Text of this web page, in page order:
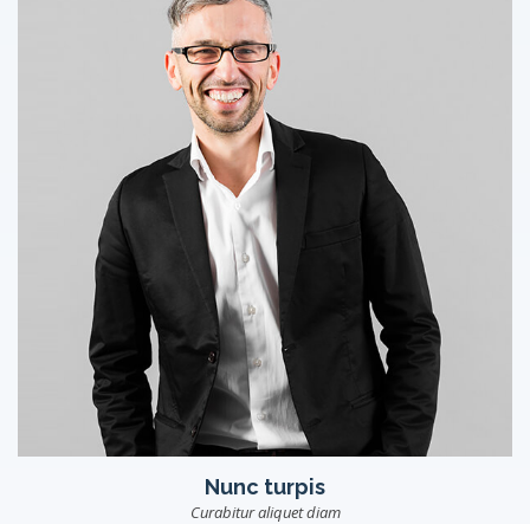
Nunc turpis
Curabitur aliquet diam